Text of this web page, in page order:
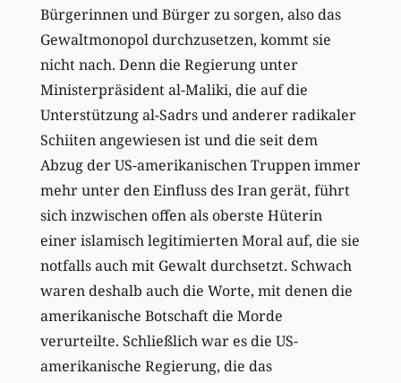
Bürgerinnen und Bürger zu sorgen, also das
Gewaltmonopol durchzusetzen, kommt sie
nicht nach. Denn die Regierung unter
Ministerpräsident al-Maliki, die auf die
Unterstützung al-Sadrs und anderer radikaler
Schiiten angewiesen ist und die seit dem
Abzug der US-amerikanischen Truppen immer
mehr unter den Einfluss des Iran gerät, führt
sich inzwischen offen als oberste Hüterin
einer islamisch legitimierten Moral auf, die sie
notfalls auch mit Gewalt durchsetzt. Schwach
waren deshalb auch die Worte, mit denen die
amerikanische Botschaft die Morde
verurteilte. Schließlich war es die US-
amerikanische Regierung, die das